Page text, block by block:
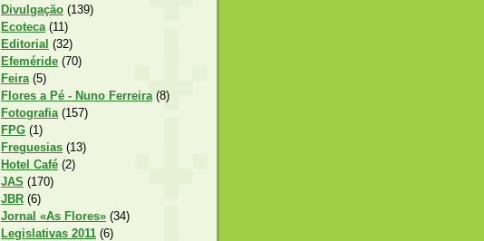
Divulgação (139)
Ecoteca (11)
Editorial (32)
Efeméride (70)
Feira (5)
Flores a Pé - Nuno Ferreira (8)
Fotografia (157)
FPG (1)
Freguesias (13)
Hotel Café (2)
JAS (170)
JBR (6)
Jornal «As Flores» (34)
Legislativas 2011 (6)